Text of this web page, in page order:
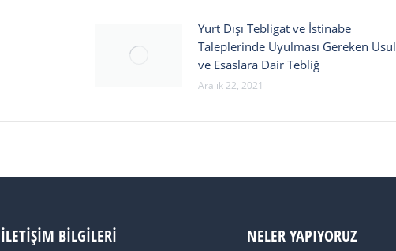
Yurt Dışı Tebligat ve İstinabe
Taleplerinde Uyulması Gereken Usul
ve Esaslara Dair Tebliğ
Aralık 22, 2021
İLETIŞIM BILGILERI NELER YAPIYORUZ